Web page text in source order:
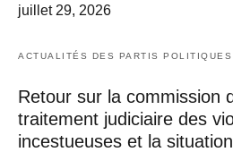
juillet 29, 2026
ACTUALITÉS DES PARTIS POLITIQUES
Retour sur la commission
traitement judiciaire des
incestueuses et la